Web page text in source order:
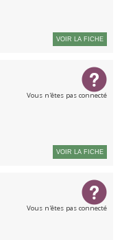
VOIR LA FICHE
Vous n'êtes pas connecté
VOIR LA FICHE
Vous n'êtes pas connecté